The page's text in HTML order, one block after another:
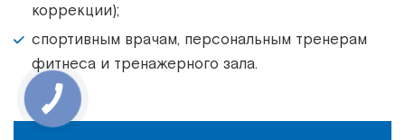
коррекции);
спортивным врачам, персональным тренерам
фитнеса и тренажерного зала.